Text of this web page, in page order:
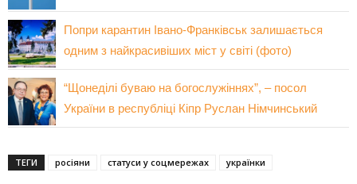
Попри карантин Івано-Франківськ залишається
одним з найкрасивіших міст у світі (фото)
“Щонеділі буваю на богослужіннях”, – посол
України в республіці Кіпр Руслан Німчинський
ТЕГИ росіяни статуси у соцмережах українки